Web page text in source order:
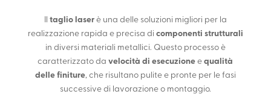
Il taglio laserè una delle soluzioni migliori per la
realizzazione rapida e precisa di componenti strutturali
in diversi materiali metallici. Questo processo è
caratterizzato davelocità di esecuzione equalità
delle finiture, che risultano pulite e pronte per le fasi
successive di lavorazione o montaggio.